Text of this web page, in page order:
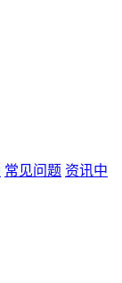
常见问题 资讯中